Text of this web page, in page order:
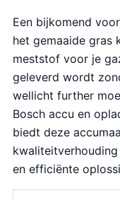
Een bijkomend
het gemaaide gras
meststof voor je
geleverd wordt
wellicht further
Bosch accu en
biedt deze
en efficiënte